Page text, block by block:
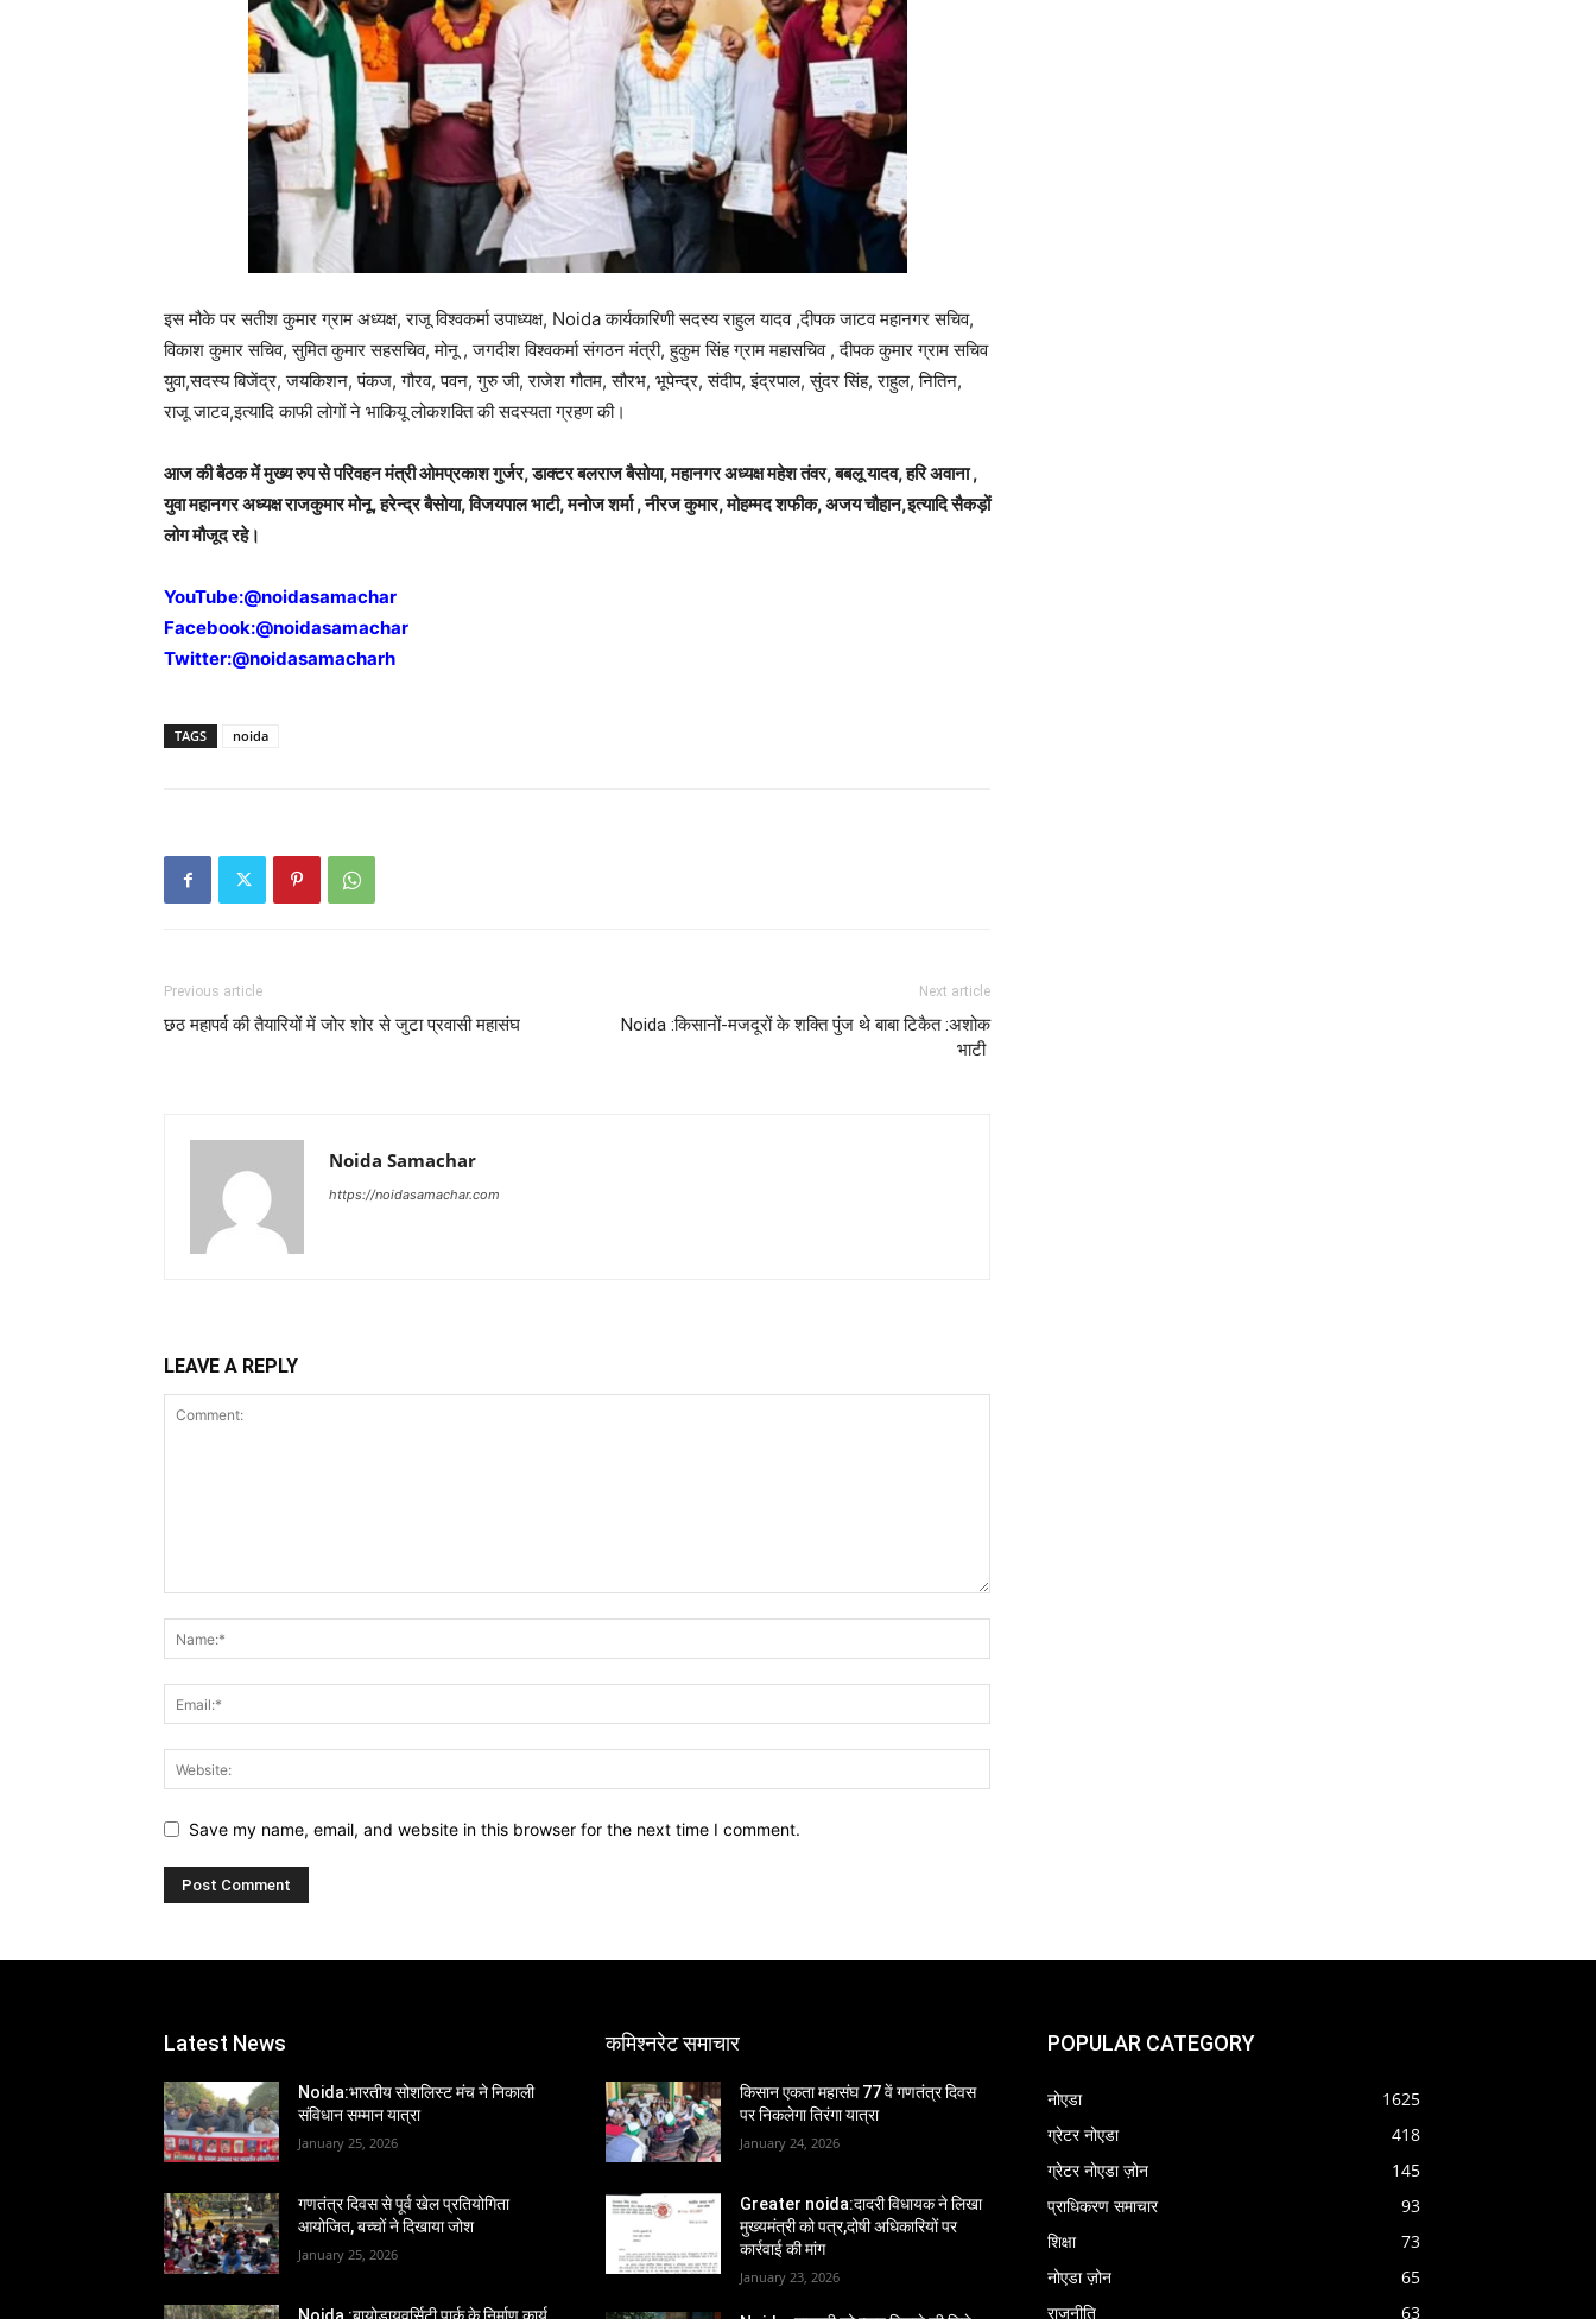
इस मौके पर सतीश कुमार ग्राम अध्यक्ष, राजू विश्वकर्मा उपाध्यक्ष, Noida कार्यकारिणी सदस्य राहुल यादव ,दीपक जाटव महानगर सचिव,
विकाश कुमार सचिव, सुमित कुमार सहसचिव, मोनू , जगदीश विश्वकर्मा संगठन मंत्री, हुकुम सिंह ग्राम महासचिव , दीपक कुमार ग्राम सचिव
युवा,सदस्य बिजेंद्र, जयकिशन, पंकज, गौरव, पवन, गुरु जी, राजेश गौतम, सौरभ, भूपेन्द्र, संदीप, इंद्रपाल, सुंदर सिंह, राहुल, नितिन,
राजू जाटव,इत्यादि काफी लोगों ने भाकियू लोकशक्ति की सदस्यता ग्रहण की।
आज की बैठक में मुख्य रुप से परिवहन मंत्री ओमप्रकाश गुर्जर, डाक्टर बलराज बैसोया, महानगर अध्यक्ष महेश तंवर, बबलू यादव, हरि अवाना ,
युवा महानगर अध्यक्ष राजकुमार मोनू, हरेन्द्र बैसोया, विजयपाल भाटी, मनोज शर्मा , नीरज कुमार, मोहम्मद शफीक, अजय चौहान,इत्यादि सैकड़ों
लोग मौजूद रहे।
YouTube:@noidasamachar
Facebook:@noidasamachar
Twitter:@noidasamacharh
TAGS noida
Previous article
छठ महापर्व की तैयारियों में जोर शोर से जुटा प्रवासी महासंघ
Next article
Noida :किसानों-मजदूरों के शक्ति पुंज थे बाबा टिकैत :अशोक
भाटी
Noida Samachar
https://noidasamachar.com
LEAVE A REPLY
Save my name, email, and website in this browser for the next time I comment.
Latest News
Noida:भारतीय सोशलिस्ट मंच ने निकाली
संविधान सम्मान यात्रा
January 25, 2026
गणतंत्र दिवस से पूर्व खेल प्रतियोगिता
आयोजित, बच्चों ने दिखाया जोश
January 25, 2026
कमिश्नरेट समाचार
किसान एकता महासंघ 77 वें गणतंत्र दिवस
पर निकलेगा तिरंगा यात्रा
January 24, 2026
Greater noida:दादरी विधायक ने लिखा
मुख्यमंत्री को पत्र,दोषी अधिकारियों पर
कार्रवाई की मांग
January 23, 2026
POPULAR CATEGORY
नोएडा
1625
ग्रेटर नोएडा
418
ग्रेटर नोएडा ज़ोन
145
प्राधिकरण समाचार
93
शिक्षा
73
नोएडा ज़ोन
65
राजनीति
63